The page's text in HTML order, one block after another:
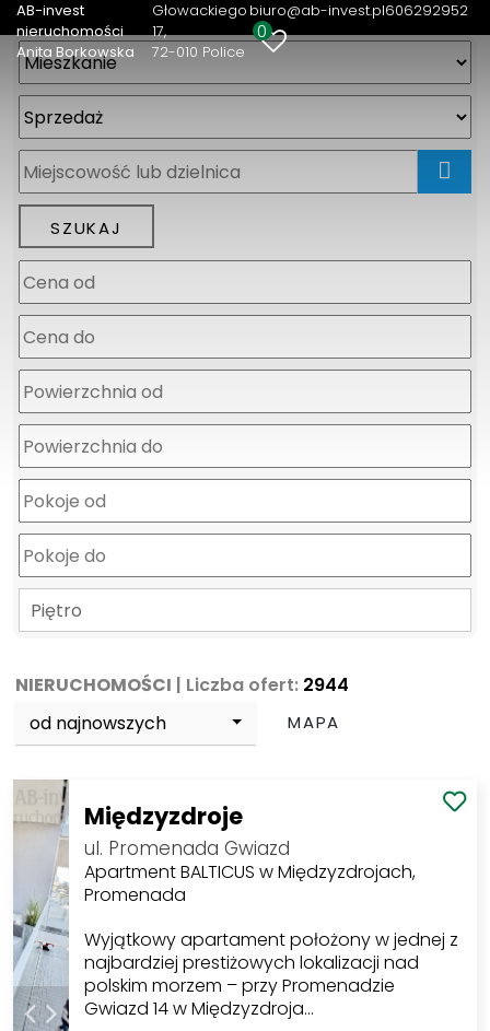
AB-invest
nieruchomości
Anita Borkowska
Głowackiego
17
72-010 Police
biuro@ab-invest.pl606292952
0
Piętro
NIERUCHOMOŚCI | Liczba ofert: 2944
od najnowszych
MAPA
Międzyzdroje
ul. Promenada Gwiazd
Apartment BALTICUS w Międzyzdrojach,
Promenada
Wyjątkowy apartament położony w jednej z
najbardziej prestiżowych lokalizacji nad
polskim morzem – przy Promenadzie
Gwiazd 14 w Międzyzdroja…